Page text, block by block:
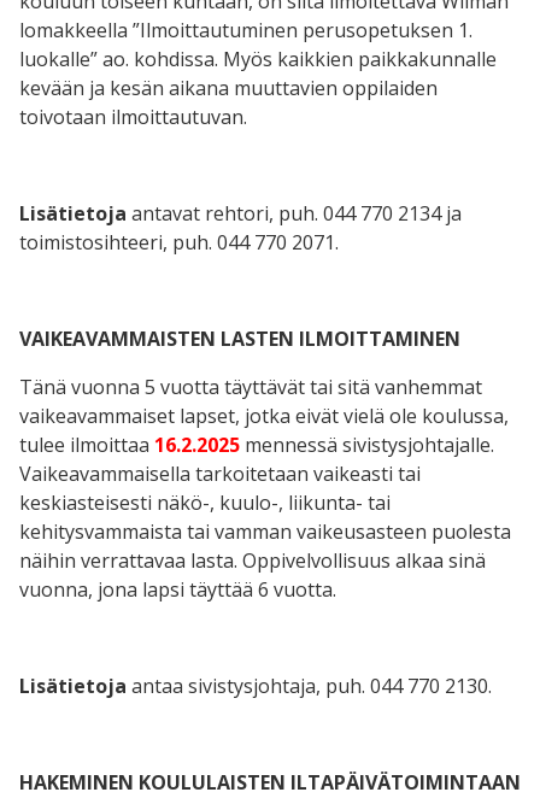
lomakkeella ”Ilmoittautuminen perusopetuksen 1.
luokalle” ao. kohdissa. Myös kaikkien paikkakunnalle
kevään ja kesän aikana muuttavien oppilaiden
toivotaan ilmoittautuvan.
Lisätietoja antavat rehtori, puh. 044 770 2134 ja
toimistosihteeri, puh. 044 770 2071.
VAIKEAVAMMAISTEN LASTEN ILMOITTAMINEN
Tänä vuonna 5 vuotta täyttävät tai sitä vanhemmat
vaikeavammaiset lapset, jotka eivät vielä ole koulussa,
tulee ilmoittaa 16.2.2025 mennessä sivistysjohtajalle.
Vaikeavammaisella tarkoitetaan vaikeasti tai
keskiasteisesti näkö-, kuulo-, liikunta- tai
kehitysvammaista tai vamman vaikeusasteen puolesta
näihin verrattavaa lasta. Oppivelvollisuus alkaa sinä
vuonna, jona lapsi täyttää 6 vuotta.
Lisätietoja antaa sivistysjohtaja, puh. 044 770 2130.
HAKEMINEN KOULULAISTEN ILTAPÄIVÄTOIMINTAAN